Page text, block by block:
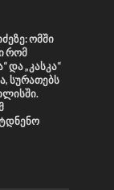
ომში
რომ
და „კასკა“
სურათებს